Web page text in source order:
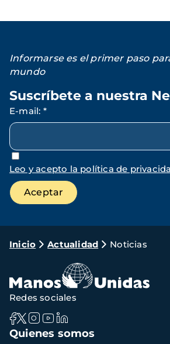
Informarse es el primer paso
mundo
Suscríbete a nuestra
E-mail: *
Leo y acepto la política de
Ruta
navegación
Inicio Actualidad Noticias
Navegación
Quienes somos
Redes sociales